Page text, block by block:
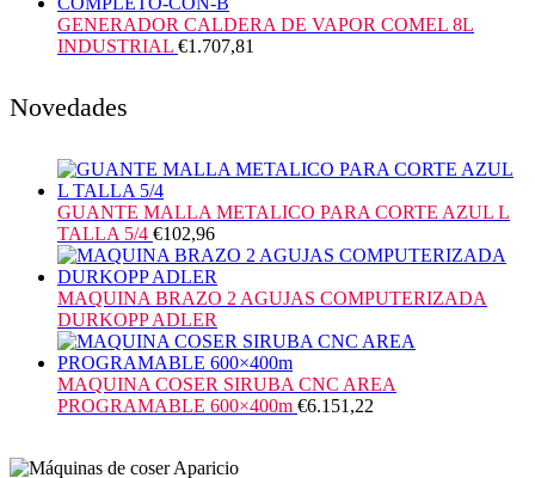
GENERADOR CALDERA DE VAPOR COMEL 8L
INDUSTRIAL €1.707,81
Novedades
GUANTE MALLA METALICO PARA CORTE AZUL L
TALLA 5/4 €102,96
MAQUINA BRAZO 2 AGUJAS COMPUTERIZADA
DURKOPP ADLER
MAQUINA COSER SIRUBA CNC AREA
PROGRAMABLE 600×400m €6.151,22